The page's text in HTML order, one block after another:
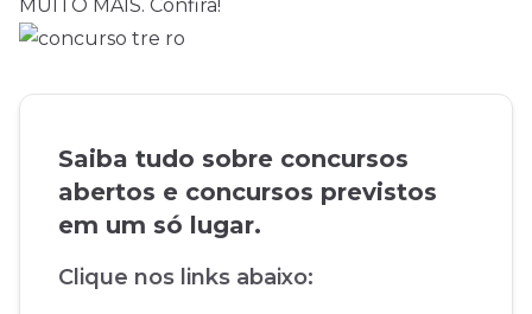
MUITO MAIS. Confira!
Saiba tudo sobre concursos
abertos e concursos previstos
em um só lugar.
Clique nos links abaixo: